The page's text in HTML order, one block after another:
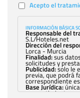
Acepto el
INFORMACIÓN BÁSICA
Responsable del
S.L/Hoteles.net
Dirección del
Lorca - Murcia
Finalidad:sus
solicitudes y
Publicidad:solo le
previa, que podrá
correspondiente
Base Jurídica:
consentimiento